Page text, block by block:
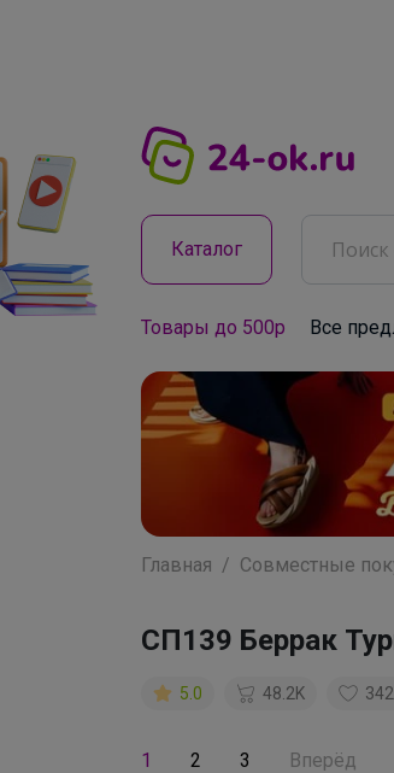
Каталог
Товары до 500р Все
Главная Совместные
СП139 Беррак
5.0 48.2K
1 2 3 Вперёд